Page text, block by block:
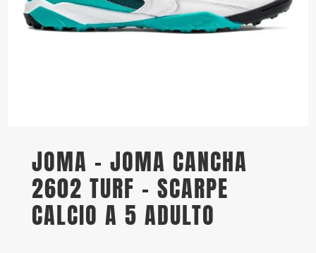
JOMA – JOMA CANCHA
2602 TURF – SCARPE
CALCIO A 5 ADULTO